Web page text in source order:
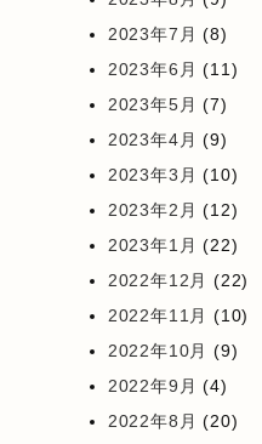
2023年7月 (8)
2023年6月 (11)
2023年5月 (7)
2023年4月 (9)
2023年3月 (10)
2023年2月 (12)
2023年1月 (22)
2022年12月 (22)
2022年11月 (10)
2022年10月 (9)
2022年9月 (4)
2022年8月 (20)